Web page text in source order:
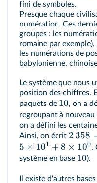
fini de symboles.
Presque chaque
numération. Ces
groupes : les
romaine par
les numérations de
babylonienne,
Le système que nous
position des chiffres.
paquets de 10, on a
regroupant à nouveau
on a défini les
Ainsi, on écrit 2 358
5 × 101 + 8 × 100.
système en base 10).
Il existe d'autres